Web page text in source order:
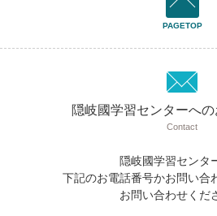
PAGETOP
隠岐國学習センターへ
Contact
隠岐國学習センタ
下記のお電話番号かお問い合
お問い合わせくだ